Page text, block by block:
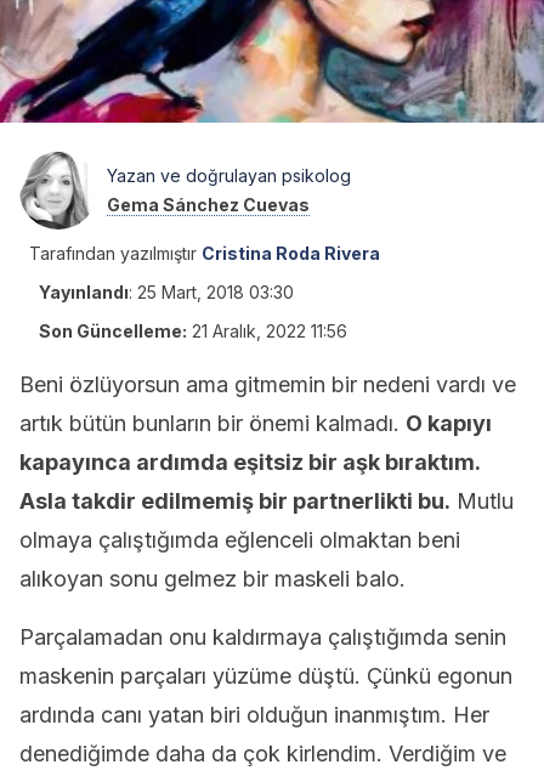
Yazan ve doğrulayan psikolog
Gema Sánchez Cuevas
Tarafından yazılmıştır Cristina Roda Rivera
Yayınlandı: 25 Mart, 2018 03:30
Son Güncelleme: 21 Aralık, 2022 11:56
Beni özlüyorsun ama gitmemin bir nedeni vardı ve
artık bütün bunların bir önemi kalmadı. O kapıyı
kapayınca ardımda eşitsiz bir aşk bıraktım.
Asla takdir edilmemiş bir partnerlikti bu. Mutlu
olmaya çalıştığımda eğlenceli olmaktan beni
alıkoyan sonu gelmez bir maskeli balo.
Parçalamadan onu kaldırmaya çalıştığımda senin
maskenin parçaları yüzüme düştü. Çünkü egonun
ardında canı yatan biri olduğun inanmıştım. Her
denediğimde daha da çok kirlendim. Verdiğim ve